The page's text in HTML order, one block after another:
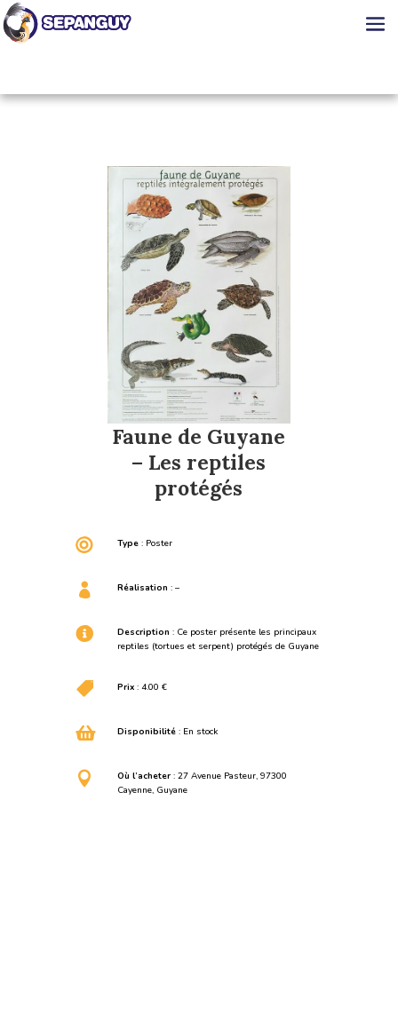
Faune de Guyane
– Les reptiles
protégés
 Type: Poster
 Réalisation : –
 Description : Ce poster présente les principaux
reptiles (tortues et serpent) protégés de Guyane
 Prix: 4.00 €
 Disponibilité: En stock
 Où l’acheter : 27 Avenue Pasteur, 97300
Cayenne, Guyane